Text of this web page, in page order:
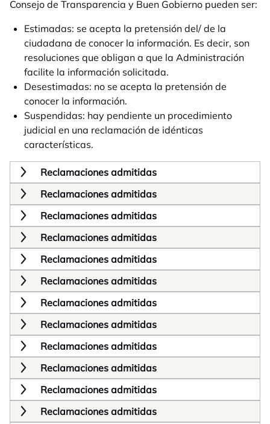
Consejo de Transparencia y Buen Gobierno pueden ser:
Estimadas: se acepta la pretensión del/ de la
ciudadana de conocer la información. Es decir, son
resoluciones que obligan a que la Administración
facilite la información solicitada.
Desestimadas: no se acepta la pretensión de
conocer la información.
Suspendidas: hay pendiente un procedimiento
judicial en una reclamación de idénticas
características.
Reclamaciones admitidas
Reclamaciones admitidas
Reclamaciones admitidas
Reclamaciones admitidas
Reclamaciones admitidas
Reclamaciones admitidas
Reclamaciones admitidas
Reclamaciones admitidas
Reclamaciones admitidas
Reclamaciones admitidas
Reclamaciones admitidas
Reclamaciones admitidas